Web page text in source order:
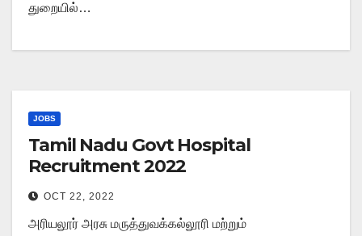
துறையில்…
JOBS
Tamil Nadu Govt Hospital
Recruitment 2022
OCT 22, 2022
அரியலூர் அரசு மருத்துவக்கல்லூரி மற்றும்